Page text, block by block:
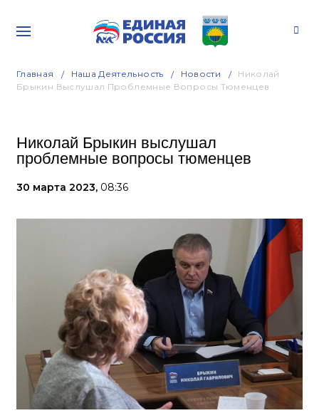
Главная Наша Деятельность Новости
Николай
Брыкин Выслушал Проблемные Вопросы Тюменцев
Николай Брыкин выслушал
проблемные вопросы тюменцев
30 марта 2023, 08:36